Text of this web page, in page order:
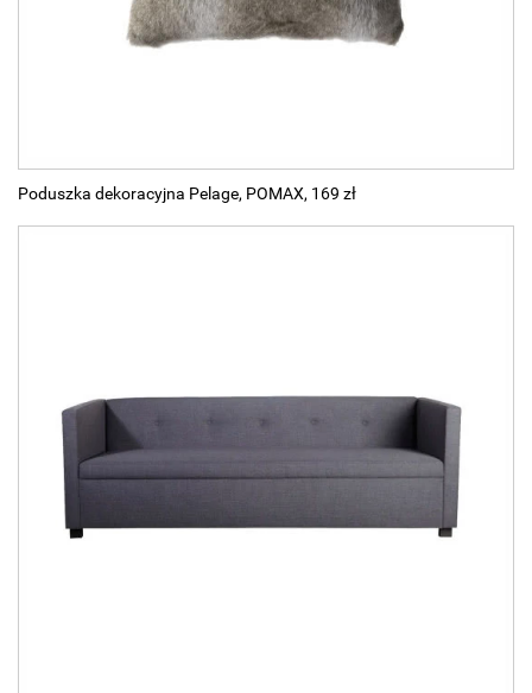
Poduszka dekoracyjna Pelage, POMAX, 169 zł